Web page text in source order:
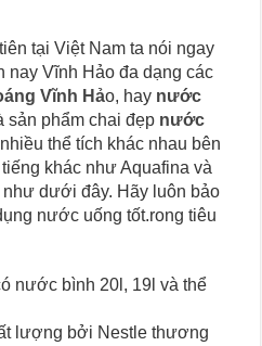
tại Việt Nam ta nói ngay
nay Vĩnh Hảo đa dạng các
Vĩnh Hảo, hay nước
sản phẩm chai đẹp nước
thể tích khác nhau bên
khác như Aquafina và
dưới đây. Hãy luôn bảo
nước uống tốt.rong tiêu
nước bình 20l, 19l và thể
lượng bởi Nestle thương